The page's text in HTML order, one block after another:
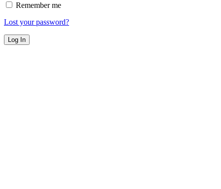
Remember me
Lost your password?